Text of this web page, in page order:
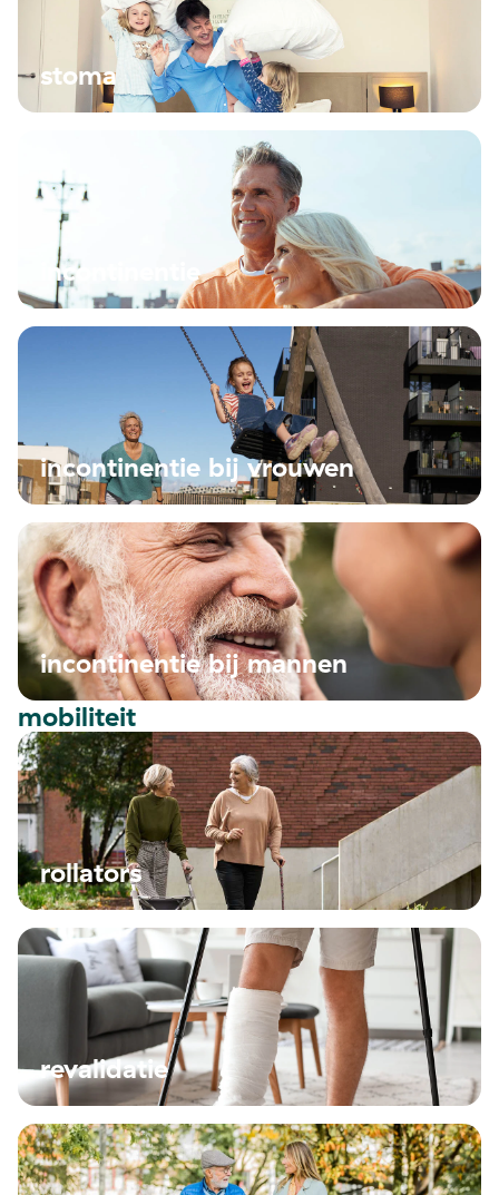
stoma
incontinentie
incontinentie bij vrouwen
incontinentie bij mannen
mobiliteit
rollators
revalidatie